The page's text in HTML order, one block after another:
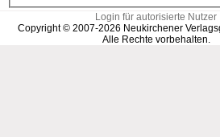
Login für autorisierte Nutzer
Copyright © 2007-2026 Neukirchener
Alle Rechte vorbehalten.